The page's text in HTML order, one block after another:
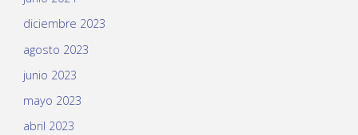
diciembre 2023
agosto 2023
junio 2023
mayo 2023
abril 2023